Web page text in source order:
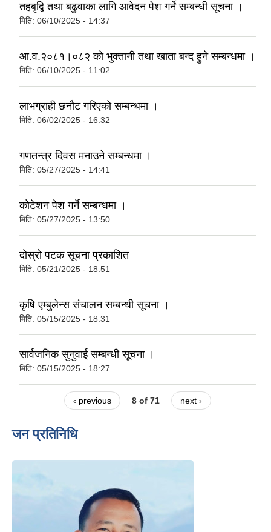
तहबृद्बि तथा बढुवाका लागि आवेदन पेश गर्ने सम्बन्धी सूचना ।
मिति: 06/10/2025 - 14:37
आ.व.२०८१।०८२ को भुक्तानी तथा खाता बन्द हुने सम्बन्धमा ।
मिति: 06/10/2025 - 11:02
लाभग्राही छनौट गरिएको सम्बन्धमा ।
मिति: 06/02/2025 - 16:32
गणतन्त्र दिवस मनाउने सम्बन्धमा ।
मिति: 05/27/2025 - 14:41
कोटेशन पेश गर्ने सम्बन्धमा ।
मिति: 05/27/2025 - 13:50
दोस्रो पटक सूचना प्रकाशित
मिति: 05/21/2025 - 18:51
कृषि एम्बुलेन्स संचालन सम्बन्धी सूचना ।
मिति: 05/15/2025 - 18:31
सार्वजनिक सुनुवाई सम्बन्धी सूचना ।
मिति: 05/15/2025 - 18:27
‹ previous 8 of 71 next ›
जन प्रतिनिधि